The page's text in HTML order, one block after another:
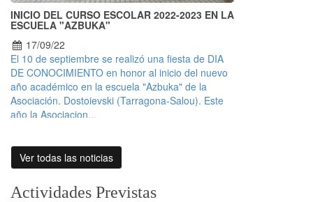
INICIO DEL CURSO ESCOLAR 2022-2023 EN LA
ESCUELA "AZBUKA"
17/09/22
El 10 de septiembre se realizó una fiesta de DIA
DE CONOCIMIENTO en honor al inicio del nuevo
año académico en la escuela "Azbuka" de la
Asociación. Dostoievski (Tarragona-Salou). Este
año la Asociacion...
Ver todas las noticias
Actividades Previstas